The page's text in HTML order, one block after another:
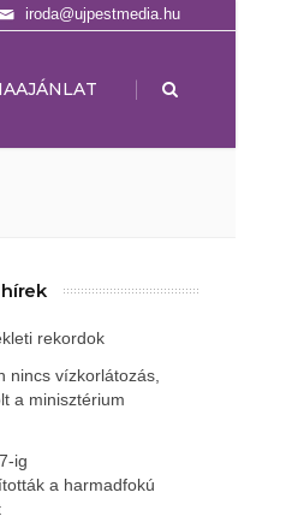
iroda@ujpestmedia.hu
|
rekordok
nincs vízkorlátozás,
a minisztérium
ig
a harmadfokú